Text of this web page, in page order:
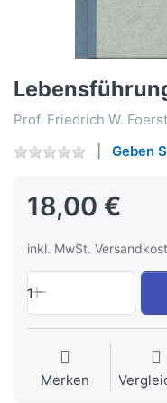
Prof. Friedrich W.
Geben
18,00 €
inkl. MwSt.
1
Merken